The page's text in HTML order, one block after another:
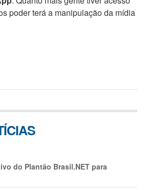
poder terá a manipulação da mídia
do Plantão Brasil.NET para